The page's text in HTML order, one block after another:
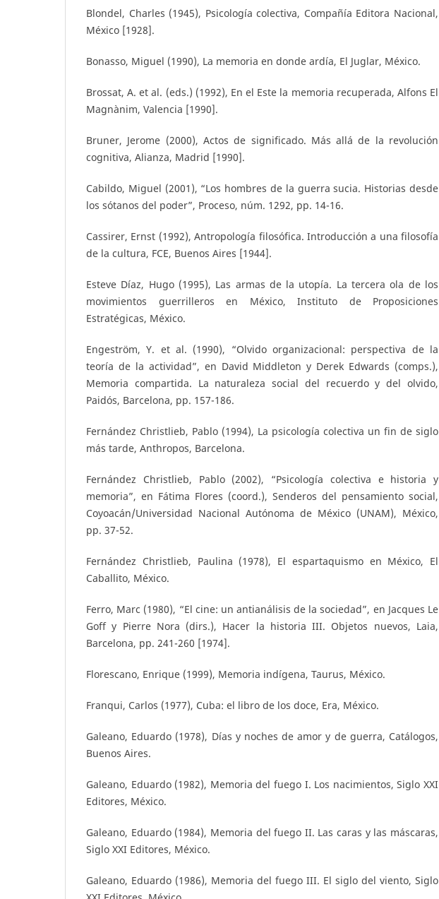
Blondel, Charles (1945), Psicología colectiva, Compañía Editora Nacional,
México [1928].
Bonasso, Miguel (1990), La memoria en donde ardía, El Juglar, México.
Brossat, A. et al. (eds.) (1992), En el Este la memoria recuperada, Alfons El
Magnànim, Valencia [1990].
Bruner, Jerome (2000), Actos de significado. Más allá de la revolución
cognitiva, Alianza, Madrid [1990].
Cabildo, Miguel (2001), “Los hombres de la guerra sucia. Historias desde
los sótanos del poder”, Proceso, núm. 1292, pp. 14-16.
Cassirer, Ernst (1992), Antropología filosófica. Introducción a una filosofía
de la cultura, FCE, Buenos Aires [1944].
Esteve Díaz, Hugo (1995), Las armas de la utopía. La tercera ola de los
movimientos guerrilleros en México, Instituto de Proposiciones
Estratégicas, México.
Engeström, Y. et al. (1990), “Olvido organizacional: perspectiva de la
teoría de la actividad”, en David Middleton y Derek Edwards (comps.),
Memoria compartida. La naturaleza social del recuerdo y del olvido,
Paidós, Barcelona, pp. 157-186.
Fernández Christlieb, Pablo (1994), La psicología colectiva un fin de siglo
más tarde, Anthropos, Barcelona.
Fernández Christlieb, Pablo (2002), “Psicología colectiva e historia y
memoria”, en Fátima Flores (coord.), Senderos del pensamiento social,
Coyoacán/Universidad Nacional Autónoma de México (UNAM), México,
pp. 37-52.
Fernández Christlieb, Paulina (1978), El espartaquismo en México, El
Caballito, México.
Ferro, Marc (1980), “El cine: un antianálisis de la sociedad”, en Jacques Le
Goff y Pierre Nora (dirs.), Hacer la historia III. Objetos nuevos, Laia,
Barcelona, pp. 241-260 [1974].
Florescano, Enrique (1999), Memoria indígena, Taurus, México.
Franqui, Carlos (1977), Cuba: el libro de los doce, Era, México.
Galeano, Eduardo (1978), Días y noches de amor y de guerra, Catálogos,
Buenos Aires.
Galeano, Eduardo (1982), Memoria del fuego I. Los nacimientos, Siglo XXI
Editores, México.
Galeano, Eduardo (1984), Memoria del fuego II. Las caras y las máscaras,
Siglo XXI Editores, México.
Galeano, Eduardo (1986), Memoria del fuego III. El siglo del viento, Siglo